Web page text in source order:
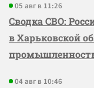
05 авг в 11:26
Сводка СВО:
в Харьковской
промышленность
04 авг в 10:46